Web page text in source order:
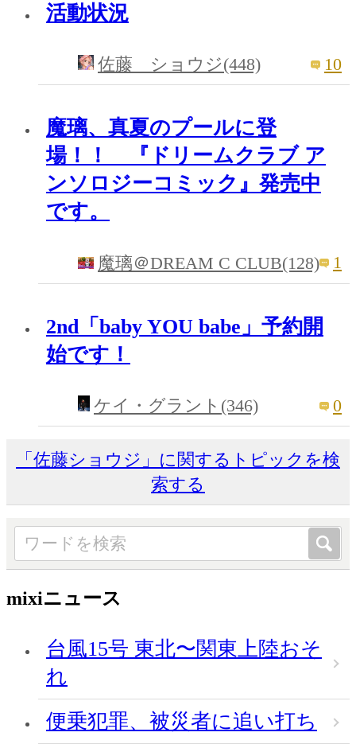
活動状況
佐藤 ショウジ(448) 10
魔璃、真夏のプールに登
場！！ 『ドリームクラブ ア
ンソロジーコミック』発売中
です。
魔璃＠DREAM C CLUB(128) 1
2nd「baby YOU babe」予約開
始です！
ケイ・グラント(346) 0
「佐藤ショウジ」に関するトピックを検
索する
mixiニュース
台風15号 東北〜関東上陸おそ
れ
便乗犯罪、被災者に追い打ち